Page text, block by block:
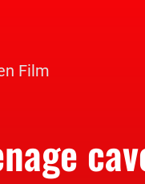
Film